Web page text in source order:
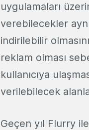
uygulamaları
verebilecekler
indirilebilir
reklam olması
kullanıcıya
verilebilecek
Geçen yıl Flurry